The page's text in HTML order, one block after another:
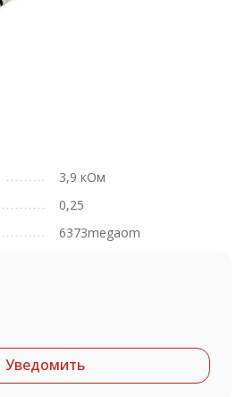
3,9 кОм
0,25
6373megaom
Уведомить